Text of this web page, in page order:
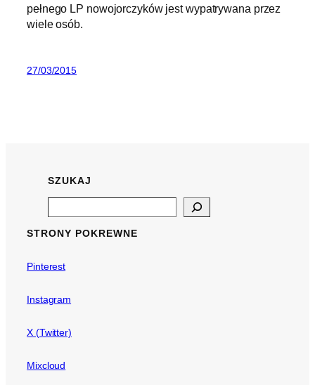
pełnego LP nowojorczyków jest wypatrywana przez
wiele osób.
27/03/2015
SZUKAJ
STRONY POKREWNE
Pinterest
Instagram
X (Twitter)
Mixcloud